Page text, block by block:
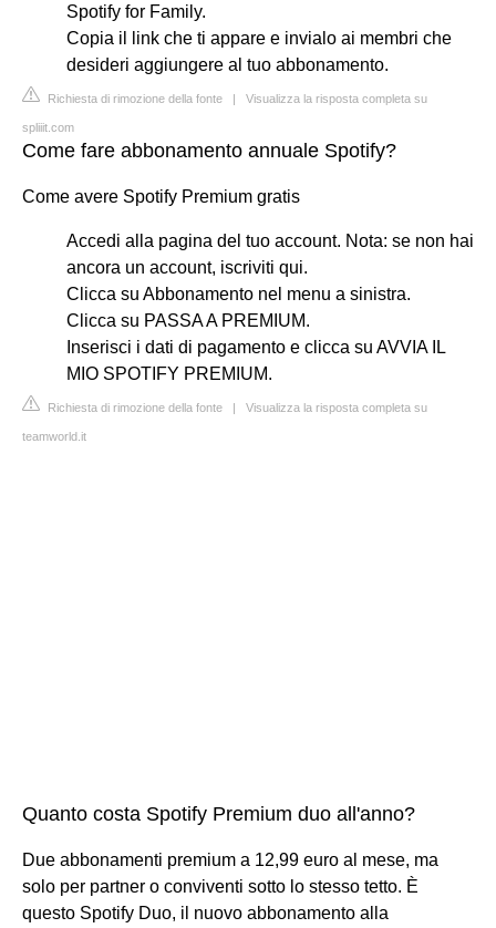
Spotify for Family.
Copia il link che ti appare e invialo ai membri che
desideri aggiungere al tuo abbonamento.
Richiesta di rimozione della fonte | Visualizza la risposta completa su
spliiit.com
Come fare abbonamento annuale Spotify?
Come avere Spotify Premium gratis
Accedi alla pagina del tuo account. Nota: se non hai
ancora un account, iscriviti qui.
Clicca su Abbonamento nel menu a sinistra.
Clicca su PASSA A PREMIUM.
Inserisci i dati di pagamento e clicca su AVVIA IL
MIO SPOTIFY PREMIUM.
Richiesta di rimozione della fonte | Visualizza la risposta completa su
teamworld.it
Quanto costa Spotify Premium duo all'anno?
Due abbonamenti premium a 12,99 euro al mese, ma
solo per partner o conviventi sotto lo stesso tetto. È
questo Spotify Duo, il nuovo abbonamento alla